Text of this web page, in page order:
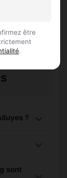
être
.
?
sont